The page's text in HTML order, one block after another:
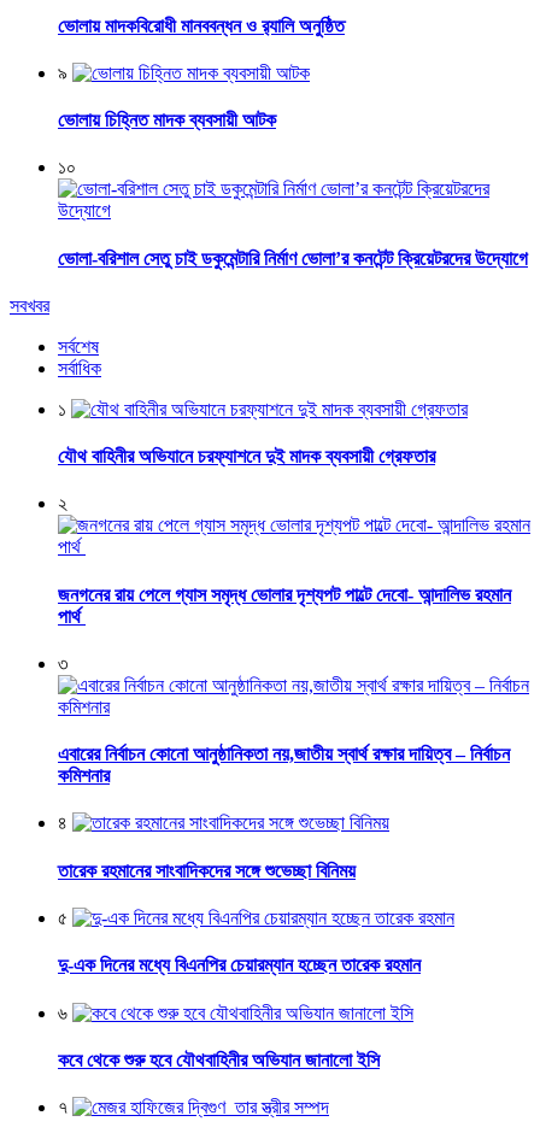
ভোলায় মাদকবিরোধী মানববন্ধন ও র‌্যালি অনুষ্ঠিত
৯
ভোলায় চিহ্নিত মাদক ব্যবসায়ী আটক
১০
ভোলা-বরিশাল সেতু চাই ডকুমেন্টারি নির্মাণ ভোলা’র কনটেন্ট ক্রিয়েটরদের উদ্যোগে
সবখবর
সর্বশেষ
সর্বাধিক
১
যৌথ বাহিনীর অভিযানে চরফ্যাশনে দুই মাদক ব্যবসায়ী গ্রেফতার
২
জনগনের রায় পেলে গ্যাস সমৃদ্ধ ভোলার দৃশ্যপট পাল্টে দেবো- আন্দালিভ রহমান
পার্থ
৩
এবারের নির্বাচন কোনো আনুষ্ঠানিকতা নয়,জাতীয় স্বার্থ রক্ষার দায়িত্ব – নির্বাচন
কমিশনার
৪
তারেক রহমানের সাংবাদিকদের সঙ্গে শুভেচ্ছা বিনিময়
৫
দু-এক দিনের মধ্যে বিএনপির চেয়ারম্যান হচ্ছেন তারেক রহমান
৬
কবে থেকে শুরু হবে যৌথবাহিনীর অভিযান জানালো ইসি
৭